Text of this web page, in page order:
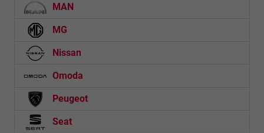
MAN
MG
Nissan
Omoda
Peugeot
Seat